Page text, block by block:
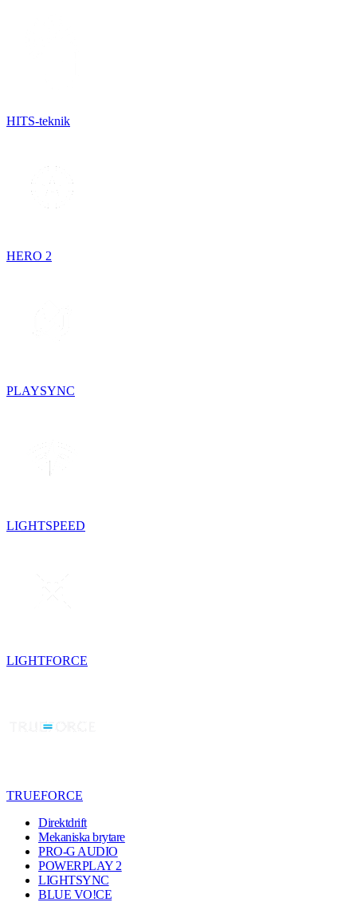
HITS-teknik
HERO 2
PLAYSYNC
LIGHTSPEED
LIGHTFORCE
TRUEFORCE
Direktdrift
Mekaniska brytare
PRO-G AUDIO
POWERPLAY 2
LIGHTSYNC
BLUE VO!CE